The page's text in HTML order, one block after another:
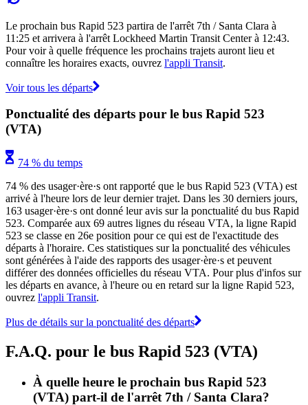
Le prochain bus Rapid 523 partira de l'arrêt 7th / Santa Clara à
11:25 et arrivera à l'arrêt Lockheed Martin Transit Center à 12:43.
Pour voir à quelle fréquence les prochains trajets auront lieu et
connaître les horaires exacts, ouvrez l'appli Transit.
Voir tous les départs
Ponctualité des départs pour le bus Rapid 523
(VTA)
74 % du temps
74 % des usager·ère·s ont rapporté que le bus Rapid 523 (VTA) est
arrivé à l'heure lors de leur dernier trajet. Dans les 30 derniers jours,
163 usager·ère·s ont donné leur avis sur la ponctualité du bus Rapid
523. Comparée aux 69 autres lignes du réseau VTA, la ligne Rapid
523 se classe en 26e position pour ce qui est de l'exactitude des
départs à l'horaire. Ces statistiques sur la ponctualité des véhicules
sont générées à l'aide des rapports des usager·ère·s et peuvent
différer des données officielles du réseau VTA. Pour plus d'infos sur
les départs en avance, à l'heure ou en retard sur la ligne Rapid 523,
ouvrez l'appli Transit.
Plus de détails sur la ponctualité des départs
F.A.Q. pour le bus Rapid 523 (VTA)
À quelle heure le prochain bus Rapid 523
(VTA) part-il de l'arrêt 7th / Santa Clara?